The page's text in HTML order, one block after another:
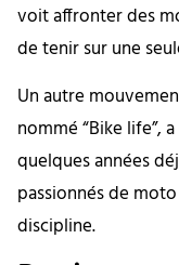
voit affronter des
de tenir sur une
Un autre
nommé “Bike life”,
quelques années
passionnés de
discipline.